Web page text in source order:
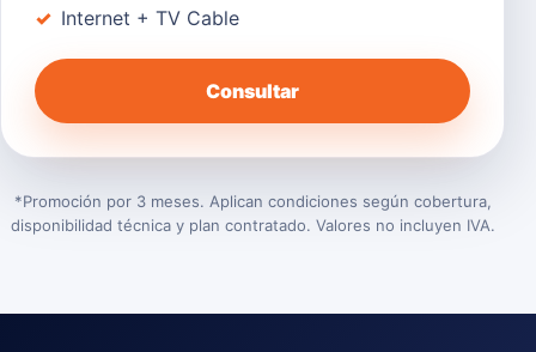
Internet + TV Cable
Consultar
*Promoción por 3 meses. Aplican condiciones según cobertura,
disponibilidad técnica y plan contratado. Valores no incluyen IVA.